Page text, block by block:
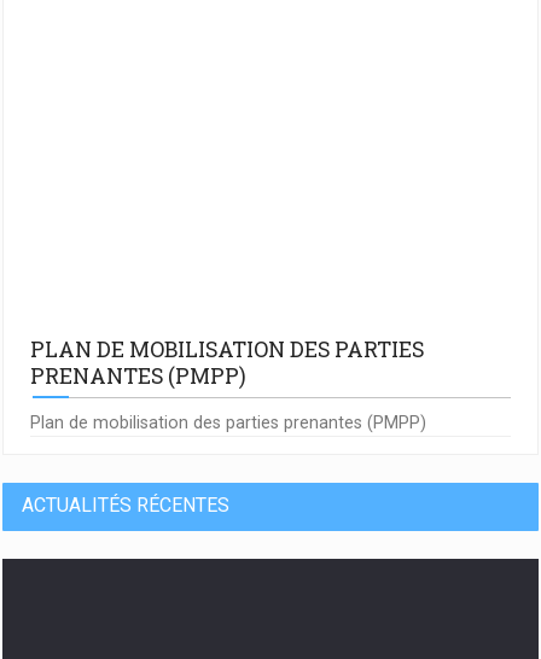
PLAN DE MOBILISATION DES PARTIES
PRENANTES (PMPP)
Plan de mobilisation des parties prenantes (PMPP)
ACTUALITÉS RÉCENTES